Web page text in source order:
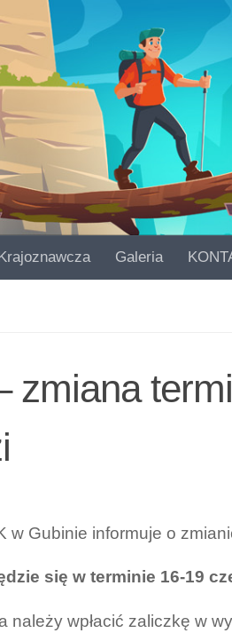
Galeria
zmiana
w Gubinie informuje o
się w terminie 16-19
należy wpłacić zaliczkę w